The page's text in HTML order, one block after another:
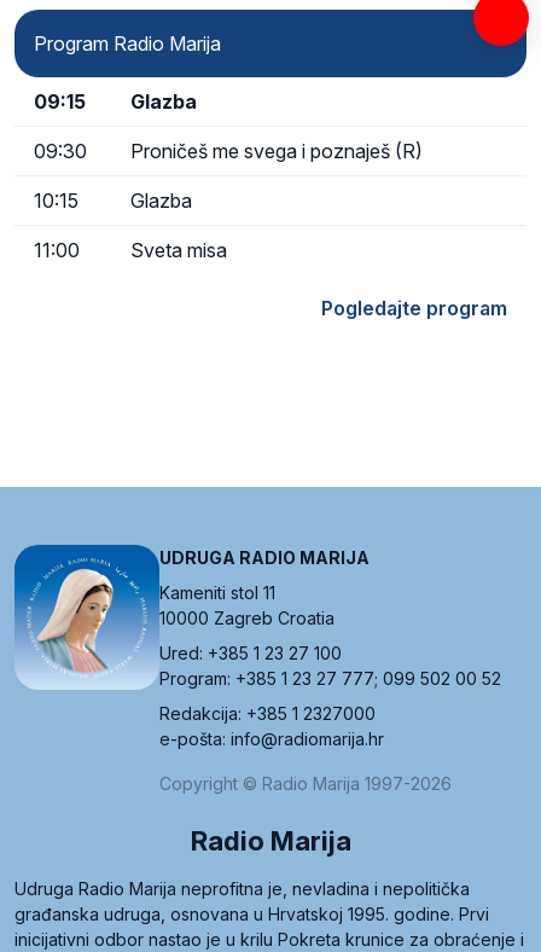
Program Radio Marija
09:15 Glazba
09:30 Proničeš me svega i poznaješ (R)
10:15 Glazba
11:00 Sveta misa
Pogledajte program
UDRUGA RADIO MARIJA
Kameniti stol 11
10000 Zagreb Croatia
Ured: +385 1 23 27 100
Program: +385 1 23 27 777; 099 502 00 52
Redakcija: +385 1 2327000
e-pošta: info@radiomarija.hr
Copyright © Radio Marija 1997-2026
Radio Marija
Udruga Radio Marija neprofitna je, nevladina i nepolitička
građanska udruga, osnovana u Hrvatskoj 1995. godine. Prvi
inicijativni odbor nastao je u krilu Pokreta krunice za obraćenje i